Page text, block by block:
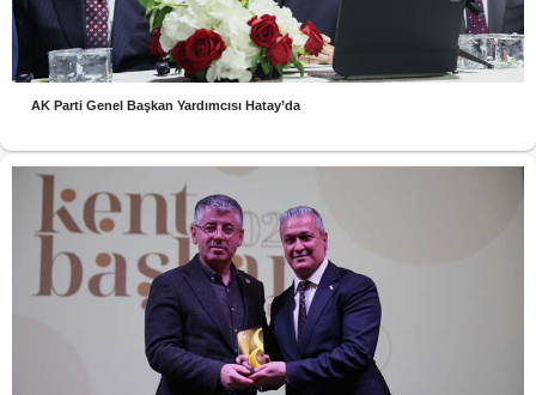
AK Parti Genel Başkan Yardımcısı Hatay’da